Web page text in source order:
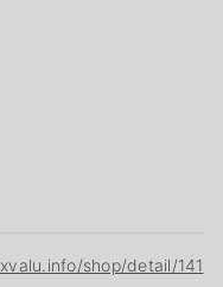
shop/detail/141